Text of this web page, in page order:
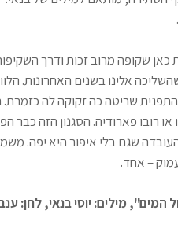
כאן שקופה מרוב זכות ודרך
אלינו בשנים האחרונות.
שריטה כה זקוקה לה כזמרת.
או רובו פארודיה. הסגנון הזה
שגם בלי איפור היא יפה.
– אחד.
המים", מילים: יוסי בנאי, לחן: